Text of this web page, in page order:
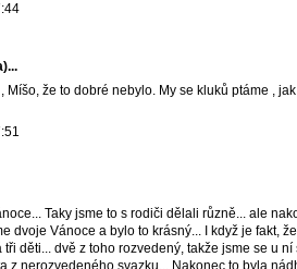
Míšo, že to dobré nebylo. My se kluků ptáme ,
Taky jsme to s rodiči dělali různě... ale
dvoje Vánoce a bylo to krásný... I když je fakt,
děti... dvě z toho rozvedený, takže jsme se u
z nerozvedeného svazku... Nakonec to byla